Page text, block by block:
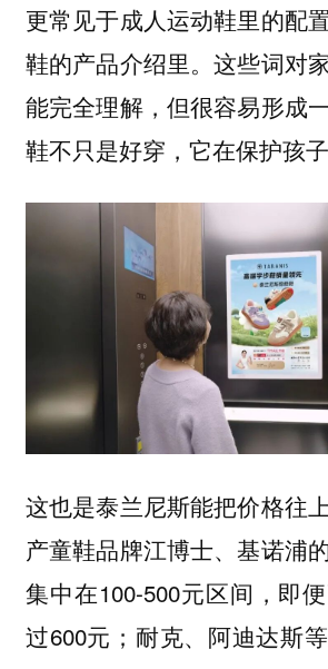
更常见于成人运动鞋里的配
鞋的产品介绍里。这些词对
能完全理解，但很容易形成
鞋不只是好穿，它在保护孩子
这也是泰兰尼斯能把价格往
产童鞋品牌江博士、基诺浦
集中在100-500元区间，即
过600元；耐克、阿迪达斯